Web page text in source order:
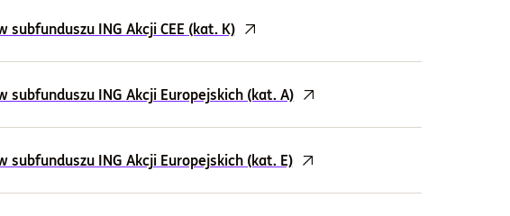
ING Akcji CEE (kat. K)
ING Akcji Europejskich (kat. A)
ING Akcji Europejskich (kat. E)